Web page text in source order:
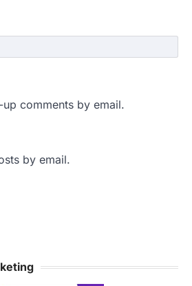
comments by email.
by email.